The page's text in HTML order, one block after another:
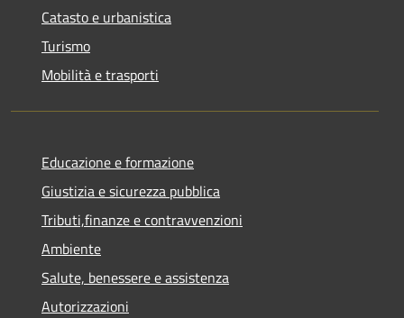
Catasto e urbanistica
Turismo
Mobilità e trasporti
Educazione e formazione
Giustizia e sicurezza pubblica
Tributi,finanze e contravvenzioni
Ambiente
Salute, benessere e assistenza
Autorizzazioni